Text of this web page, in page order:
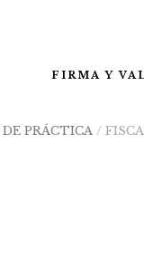
FIRMA Y
DE PRÁCTICA /